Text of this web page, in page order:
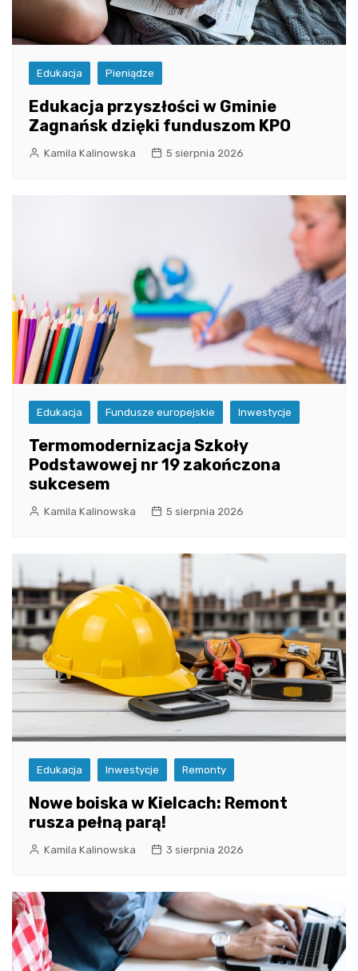
Edukacja Pieniądze
Edukacja przyszłości w Gminie
Zagnańsk dzięki funduszom KPO
Kamila Kalinowska 5 sierpnia 2026
Edukacja Fundusze europejskie Inwestycje
Termomodernizacja Szkoły
Podstawowej nr 19 zakończona
sukcesem
Kamila Kalinowska 5 sierpnia 2026
Edukacja Inwestycje Remonty
Nowe boiska w Kielcach: Remont
rusza pełną parą!
Kamila Kalinowska 3 sierpnia 2026